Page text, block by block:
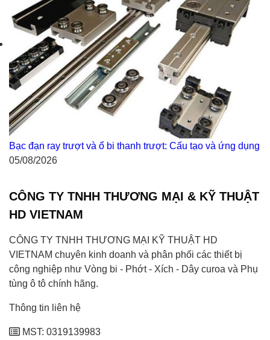
Bạc đạn ray trượt và ổ bi thanh trượt: Cấu tạo và ứng dụng
05/08/2026
CÔNG TY TNHH THƯƠNG MẠI & KỸ THUẬT
HD VIETNAM
CÔNG TY TNHH THƯƠNG MẠI KỸ THUẬT HD
VIETNAM chuyên kinh doanh và phân phối các thiết bị
công nghiệp như Vòng bi - Phớt - Xích - Dây curoa và Phụ
tùng ô tô chính hãng.
Thông tin liên hệ
MST: 0319139983